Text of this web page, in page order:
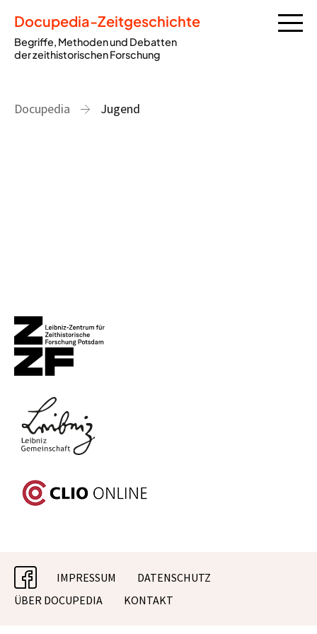
Docupedia-Zeitgeschichte
Begriffe, Methoden und Debatten
der zeithistorischen Forschung
Docupedia Jugend
facebookIMPRESSUM
DATENSCHUTZ
ÜBER DOCUPEDIA
KONTAKT